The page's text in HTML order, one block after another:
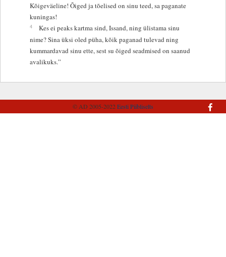
Kõigeväeline! Õiged ja tõelised on sinu teed, sa paganate
kuningas!
4
Kes ei peaks kartma sind, Issand, ning ülistama sinu
nime? Sina üksi oled püha, kõik paganad tulevad ning
kummardavad sinu ette, sest su õiged seadmised on saanud
avalikuks.”
© AD 2005-2022Eesti Piibliselts